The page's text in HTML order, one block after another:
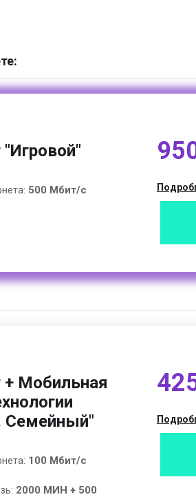
"Игровой"
500 Мбит/с
+ Мобильная
Семейный"
100 Мбит/с
2000 МИН + 500